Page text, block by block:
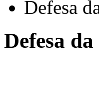
Defesa
Defesa